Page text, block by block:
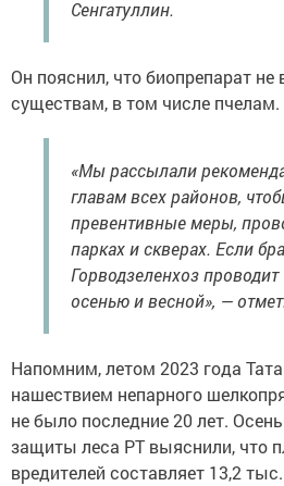
Сенгатуллин.
Он пояснил, что биопрепарат
существам, в том числе пчелам.
«Мы рассылали
главам всех районов,
превентивные меры,
парках и скверах. Если
Горводзеленхоз проводит
осенью и весной», —
Напомним, летом 2023 года
нашествием непарного
не было последние 20 лет.
защиты леса РТ выяснили, что
вредителей составляет 13,2